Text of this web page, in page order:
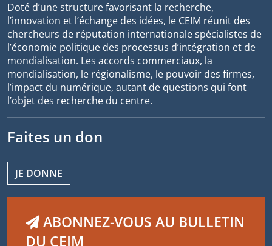
Doté d’une structure favorisant la recherche,
l’innovation et l’échange des idées, le CEIM réunit des
chercheurs de réputation internationale spécialistes de
l’économie politique des processus d’intégration et de
mondialisation. Les accords commerciaux, la
mondialisation, le régionalisme, le pouvoir des firmes,
l’impact du numérique, autant de questions qui font
l’objet des recherche du centre.
Faites un don
JE DONNE
ABONNEZ-VOUS AU BULLETIN
DU CEIM